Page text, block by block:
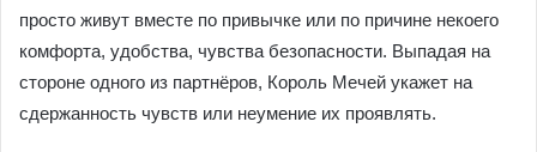
просто живут вместе по привычке или по причине некоего
комфорта, удобства, чувства безопасности. Выпадая на
стороне одного из партнёров, Король Мечей укажет на
сдержанность чувств или неумение их проявлять.